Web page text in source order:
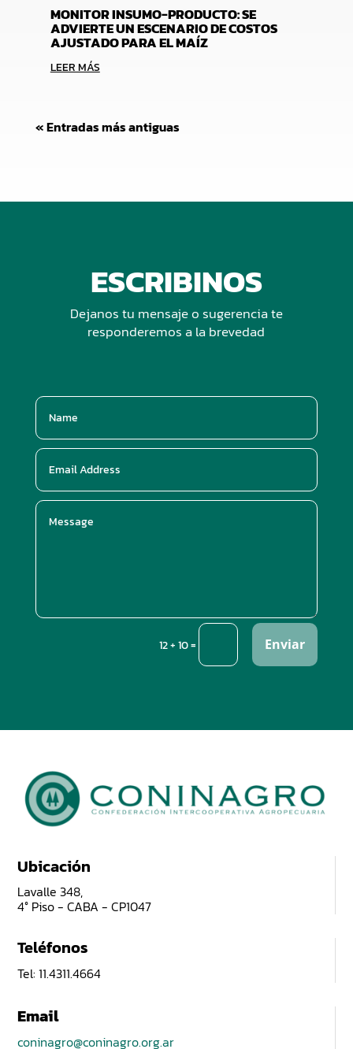
MONITOR INSUMO-PRODUCTO: SE
ADVIERTE UN ESCENARIO DE COSTOS
AJUSTADO PARA EL MAÍZ
LEER MÁS
« Entradas más antiguas
ESCRIBINOS
Dejanos tu mensaje o sugerencia te
responderemos a la brevedad
12 + 10= Enviar
Ubicación
Lavalle 348,
4° Piso - CABA - CP1047
Teléfonos
Tel: 11.4311.4664
Email
coninagro@coninagro.org.ar